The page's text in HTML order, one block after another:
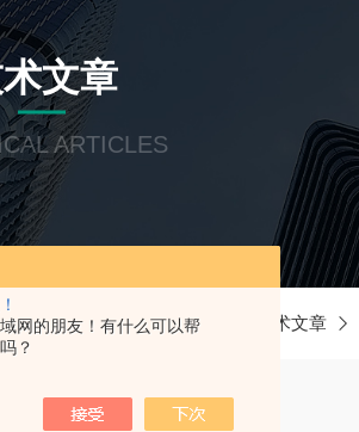
网的朋友！有什么可以帮
？
文章
ARTICLES
当前位置：首页 技术文章